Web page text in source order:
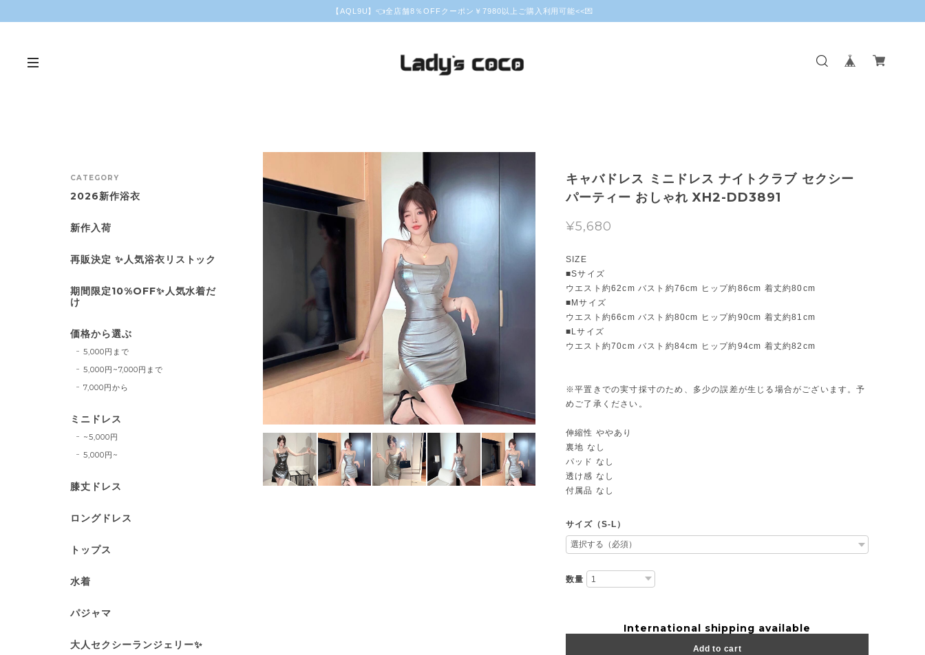
【AQL9U】👈全店舗8％OFFクーポン￥7980以上ご購入利用可能<<💌
キャバドレス ミニドレス ナイトクラブ セクシー
パーティー おしゃれ XH2-DD3891
¥5,680
SIZE
■Sサイズ
ウエスト約62cm バスト約76cm ヒップ約86cm 着丈約80cm
■Mサイズ
ウエスト約66cm バスト約80cm ヒップ約90cm 着丈約81cm
■Lサイズ
ウエスト約70cm バスト約84cm ヒップ約94cm 着丈約82cm
※平置きでの実寸採寸のため、多少の誤差が生じる場合がございます。予
めご了承ください。
伸縮性 ややあり
裏地 なし
パッド なし
透け感 なし
付属品 なし
サイズ（S-L）
数量
International shipping available
Add to cart
CATEGORY
2026新作浴衣
新作入荷
再販決定 ✨人気浴衣リストック
期間限定10%OFF✨人気水着だ
け
価格から選ぶ
5,000円まで
5,000円~7,000円まで
7,000円から
ミニドレス
~5,000円
5,000円~
膝丈ドレス
ロングドレス
トップス
水着
パジャマ
大人セクシーランジェリー✨